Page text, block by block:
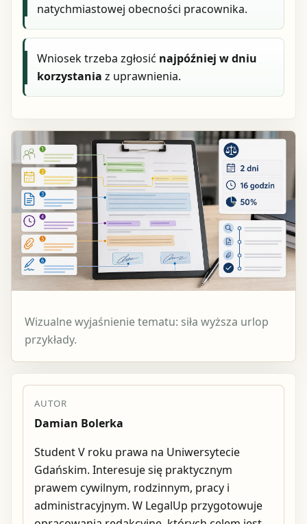
natychmiastowej obecności pracownika.
Wniosek trzeba zgłosić najpóźniej w dniu
korzystania z uprawnienia.
Wizualne wyjaśnienie tematu: siła wyższa urlop
przykłady.
AUTOR
Damian Bolerka
Student V roku prawa na Uniwersytecie
Gdańskim. Interesuje się praktycznym
prawem cywilnym, rodzinnym, pracy i
administracyjnym. W LegalUp przygotowuje